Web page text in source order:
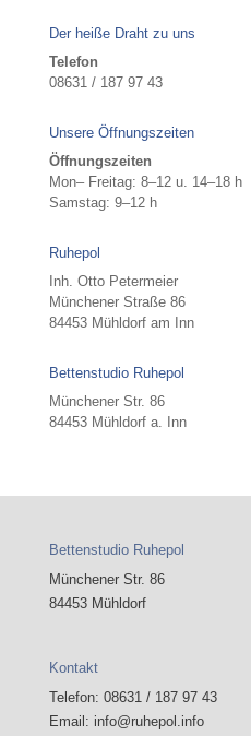
Der heiße Draht zu uns
Telefon
08631 / 187 97 43
Unsere Öffnungszeiten
Öffnungszeiten
Mon– Freitag: 8–12 u. 14–18 h
Samstag: 9–12 h
Ruhepol
Inh. Otto Petermeier
Münchener Straße 86
84453 Mühldorf am Inn
Bettenstudio Ruhepol
Münchener Str. 86
84453 Mühldorf a. Inn
Bettenstudio Ruhepol
Münchener Str. 86
84453 Mühldorf
Kontakt
Telefon: 08631 / 187 97 43
Email: info@ruhepol.info